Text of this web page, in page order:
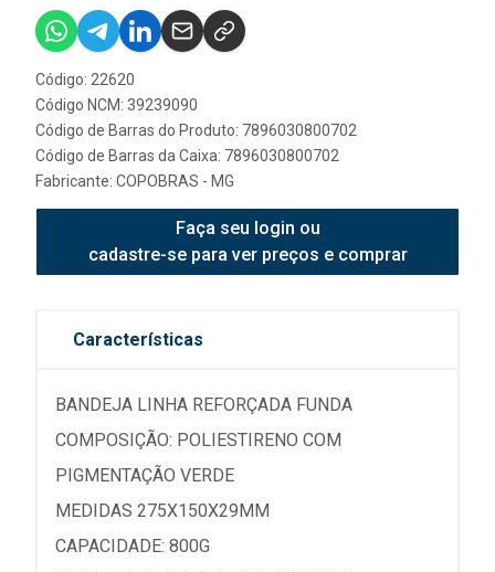
Código: 22620
Código NCM: 39239090
Código de Barras do Produto: 7896030800702
Código de Barras da Caixa: 7896030800702
Fabricante: COPOBRAS - MG
Faça seu login ou
cadastre-se para ver preços e comprar
Características
BANDEJA LINHA REFORÇADA FUNDA
COMPOSIÇÃO: POLIESTIRENO COM
PIGMENTAÇÃO VERDE
MEDIDAS 275X150X29MM
CAPACIDADE: 800G